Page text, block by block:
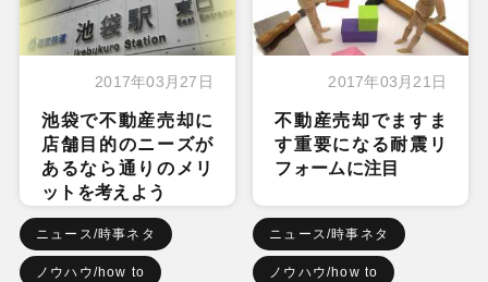
2017年03月27日
池袋で不動産売却に
店舗目的のニーズが
あるなら通りのメリ
ットを考えよう
ニュース/時事ネタ
ノウハウ/how to
2017年03月21日
不動産売却でますま
す重要になる耐震リ
フォームに注目
ニュース/時事ネタ
ノウハウ/how to